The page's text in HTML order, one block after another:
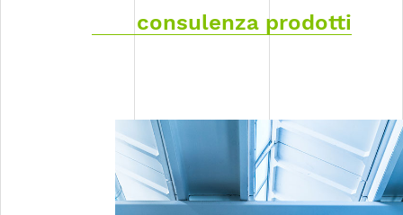
consulenza prodotti